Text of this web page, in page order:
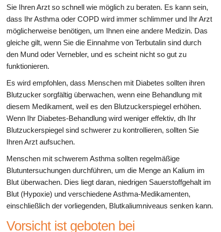
Sie Ihren Arzt so schnell wie möglich zu beraten. Es kann sein,
dass Ihr Asthma oder COPD wird immer schlimmer und Ihr Arzt
möglicherweise benötigen, um Ihnen eine andere Medizin. Das
gleiche gilt, wenn Sie die Einnahme von Terbutalin sind durch
den Mund oder Vernebler, und es scheint nicht so gut zu
funktionieren.
Es wird empfohlen, dass Menschen mit Diabetes sollten ihren
Blutzucker sorgfältig überwachen, wenn eine Behandlung mit
diesem Medikament, weil es den Blutzuckerspiegel erhöhen.
Wenn Ihr Diabetes-Behandlung wird weniger effektiv, dh Ihr
Blutzuckerspiegel sind schwerer zu kontrollieren, sollten Sie
Ihren Arzt aufsuchen.
Menschen mit schwerem Asthma sollten regelmäßige
Blutuntersuchungen durchführen, um die Menge an Kalium im
Blut überwachen. Dies liegt daran, niedrigen Sauerstoffgehalt im
Blut (Hypoxie) und verschiedene Asthma-Medikamenten,
einschließlich der vorliegenden, Blutkaliumniveaus senken kann.
Vorsicht ist geboten bei